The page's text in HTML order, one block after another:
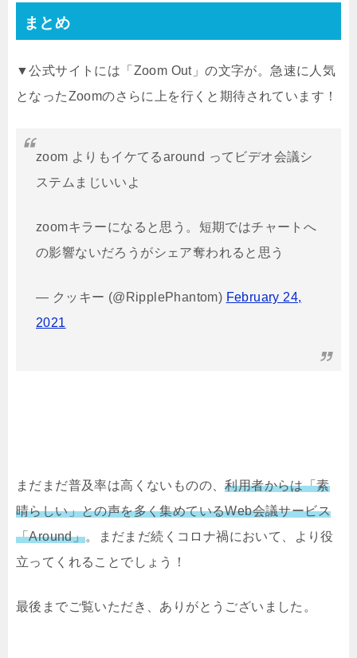
まとめ
▼公式サイトには「Zoom Out」の文字が。急速に人気
となったZoomのさらに上を行くと期待されています！
zoom よりもイケてるaround ってビデオ会議シ
ステムまじいいよ
zoomキラーになると思う。短期ではチャートへ
の影響ないだろうがシェア奪われると思う
— クッキー (@RipplePhantom) February 24,
2021
まだまだ普及率は高くないものの、利用者からは「素
晴らしい」との声を多く集めているWeb会議サービス
「Around」。まだまだ続くコロナ禍において、より役
立ってくれることでしょう！
最後までご覧いただき、ありがとうございました。